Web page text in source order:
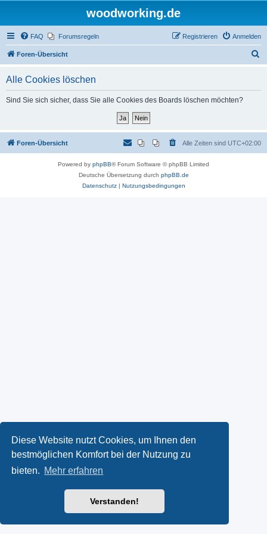
Diese Website nutzt Cookies, um Ihnen den
bestmöglichen Komfort bei der Nutzung zu
bieten. Mehr erfahren
Verstanden!
woodworking.de
FAQ Forumsregeln Anmelden
Registrieren
Foren-Übersicht
Alle Cookies löschen
Sind Sie sich sicher, dass Sie alle Cookies des Boards löschen möchten?
Foren-Übersicht Alle Zeiten sind UTC+02:00
Powered by phpBB® Forum Software © phpBB Limited
Deutsche Übersetzung durch phpBB.de
Datenschutz| Nutzungsbedingungen